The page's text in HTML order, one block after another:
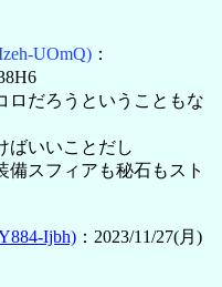
UOmQ) ：
ロだろうということもな
ばいいことだし
備スフィアも秘石もスト
Ijbh) ：2023/11/27(月)